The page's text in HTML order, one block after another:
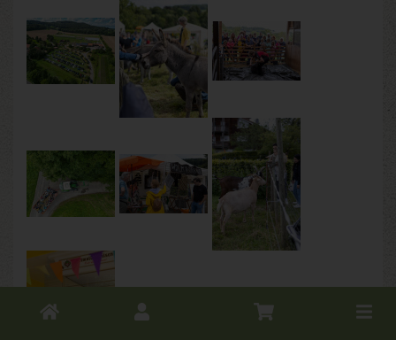
Toggle